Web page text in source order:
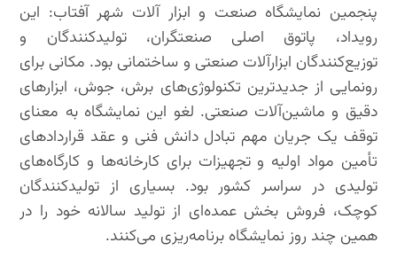
پنجمین نمایشگاه صنعت و ابزار آلات شهر آفتاب: این
رویداد، پاتوق اصلی صنعتگران، تولیدکنندگان و
توزیع‌کنندگان ابزارآلات صنعتی و ساختمانی بود. مکانی برای
رونمایی از جدیدترین تکنولوژی‌های برش، جوش، ابزارهای
دقیق و ماشین‌آلات صنعتی. لغو این نمایشگاه به معنای
توقف یک جریان مهم تبادل دانش فنی و عقد قراردادهای
تأمین مواد اولیه و تجهیزات برای کارخانه‌ها و کارگاه‌های
تولیدی در سراسر کشور بود. بسیاری از تولیدکنندگان
کوچک، فروش بخش عمده‌ای از تولید سالانه خود را در
همین چند روز نمایشگاه برنامه‌ریزی می‌کنند.